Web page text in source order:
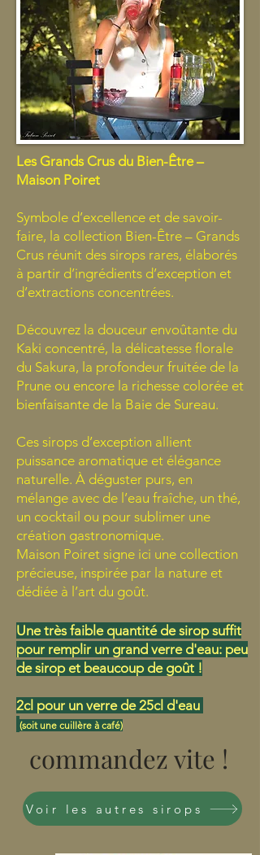
Les Grands Crus du Bien-Être –
Maison Poiret
Symbole d’excellence et de savoir-
faire, la collection Bien-Être – Grands
Crus réunit des sirops rares, élaborés
à partir d’ingrédients d’exception et
d’extractions concentrées.
Découvrez la douceur envoûtante du
Kaki concentré, la délicatesse florale
du Sakura, la profondeur fruitée de la
Prune ou encore la richesse colorée et
bienfaisante de la Baie de Sureau.
Ces sirops d’exception allient
puissance aromatique et élégance
naturelle. À déguster purs, en
mélange avec de l’eau fraîche, un thé,
un cocktail ou pour sublimer une
création gastronomique.
Maison Poiret signe ici une collection
précieuse, inspirée par la nature et
dédiée à l’art du goût.
Une très faible quantité de sirop suffit
pour remplir un grand verre d'eau: peu
de sirop et beaucoup de goût !
2cl pour un verre de 25cl d'eau
(soit une cuillère à café)
commandez vite !
Voir les autres sirops